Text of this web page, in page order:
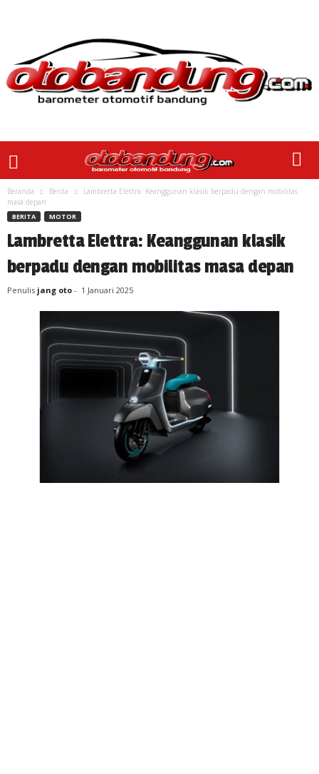
Beranda Berita
Lambretta Elettra: Keanggunan klasik berpadu dengan mobilitas
masa depan
BERITA MOTOR
Lambretta Elettra: Keanggunan klasik
berpadu dengan mobilitas masa depan
Penulis jang oto - 1 Januari 2025